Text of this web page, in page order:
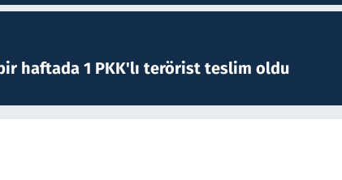
haftada 1 PKK'lı terörist teslim oldu